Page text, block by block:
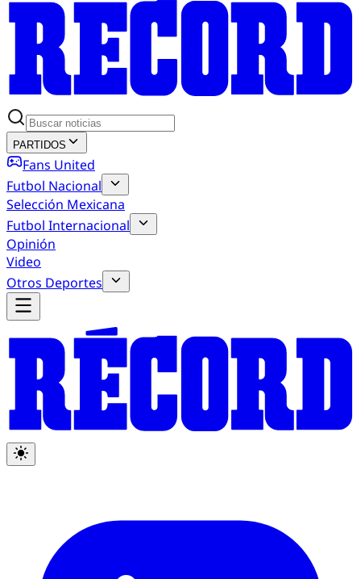
PARTIDOS
Fans United
Futbol Nacional
Selección Mexicana
Futbol Internacional
Opinión
Video
Otros Deportes